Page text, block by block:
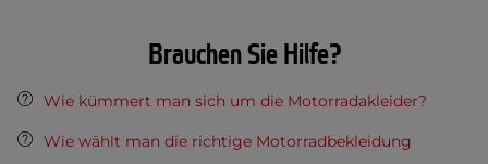
Brauchen Sie Hilfe?
Wie kümmert man sich um die Motorradakleider?
Wie wählt man die richtige Motorradbekleidung